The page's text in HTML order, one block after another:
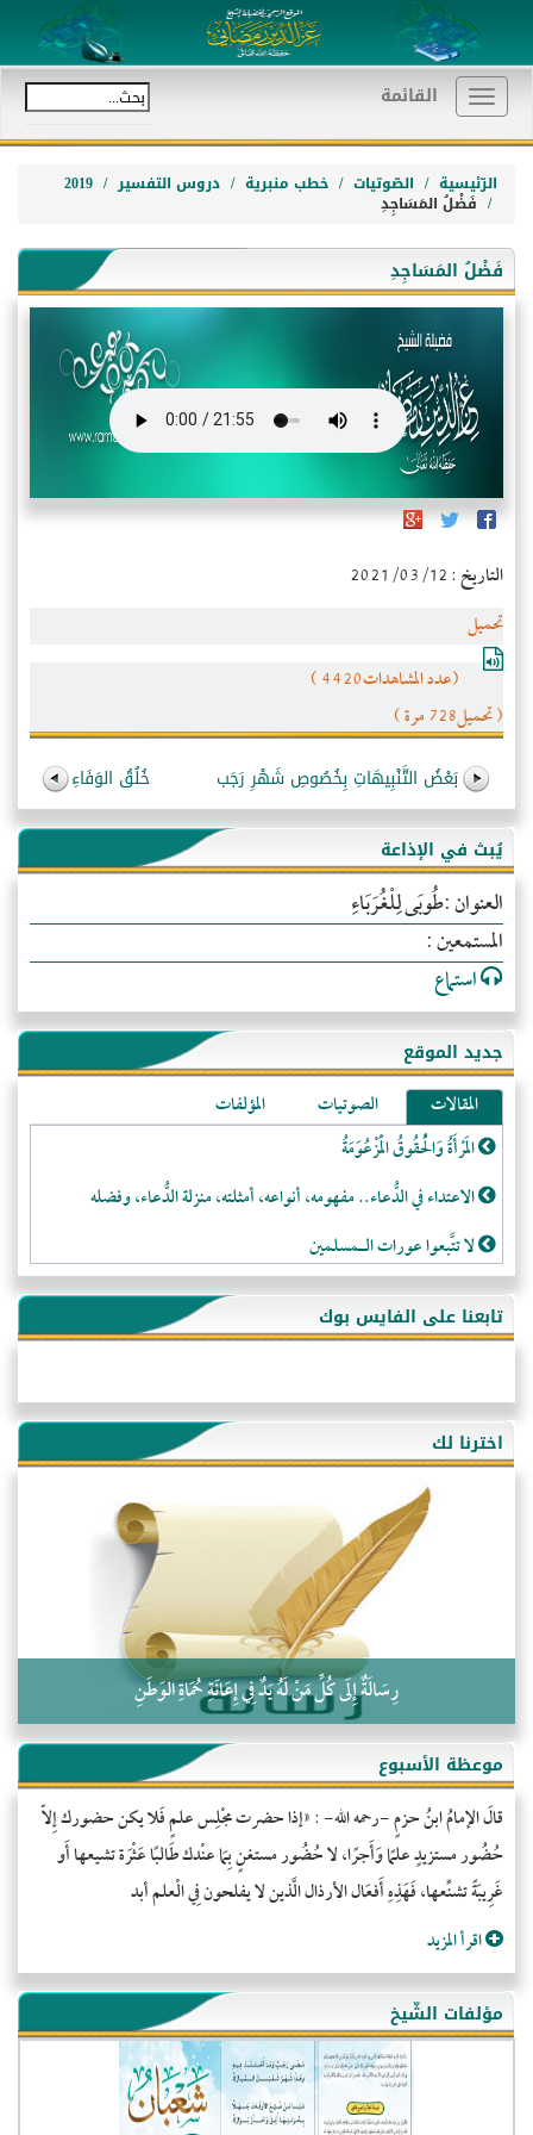
Toggle
navigation
القائمة
الرّئيسية الصّوتيات خطب منبرية دروس التفسير 2019
فَضْلُ المَسَاجِدِ
فَضْلُ المَسَاجِدِ
التاريخ : 2021/03/12
تحميل
(عدد المشاهدات4420 )
( تحميل728 مرة )
بَعْضُ التَّنْبِيهَاتِ بِخُصُوصِ شَهْرِ رَجَب خُلُقُ الوَفَاءِ
يُبث في الإذاعة
العنوان :طُوبَى لِلْغُرَبَاءِ
المستمعين :
استماع
جديد الموقع
المقالات الصوتيات
المؤلفات
المَرْأَةُ وَالْحُقُوقُ الْمَزْعُوَمَةُ
الاعتداء في الدُّعاء.. مفهومه، أنواعه، أمثلته، منزلة الدُّعاء، وفضله
لا تتَّبعوا عورات الـمسلمين
فقه النَّصيحة عند الصَّحابة الكرام رضي الله عنهم
لَا عِزَّةَ إِلَّا بِالإِسْلَامِ
هذه سبيلنا فماذا تنقمون؟!
أُسُـسُ بَـيْـتِ الـمُسْـلِمِ
التَّعْلِيمُ القُرْآنِي
كلمة إلى إخواني السلفيين في الجزائر
تابعنا على الفايس بوك
اخترنا لك
رِسَالَةٌ إِلَى كُلِّ مَنْ لَهُ يَدٌ فِي إِعَانَةِ حُمَاةِ الوَطَنِ
موعظة الأسبوع
قالَ الإمامُ ابنُ حزمٍ -رحمه الله- : «إذا حضرت مجْلِس علمٍ فَلا يكن حضورك إِلاّ
حُضُور مستزيدٍ علمًا وَأَجرًا، لا حُضُور مستغنٍ بِمَا عنْدك طَالبًا عَثْرَة تشيعها أَو
غَرِيبَةً تشنِّعها، فَهَذِهِ أَفعَال الأرذال الَّذين لا يفلحون فِي الْعلم أبد
اقرأ المزيد
مؤلفات الشّيخ